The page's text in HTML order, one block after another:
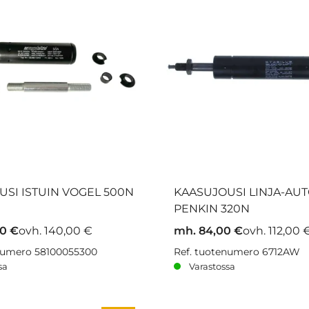
ISTUIN VOGEL 500N
€ovh. 140,00 €
58100055300
KAASUJOUSI LINJA-
PENKIN 320N
mh. 84,00 €ovh. 112,00
Ref. tuotenumero 6712AW
Varastossa